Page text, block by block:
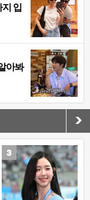
입
아봐